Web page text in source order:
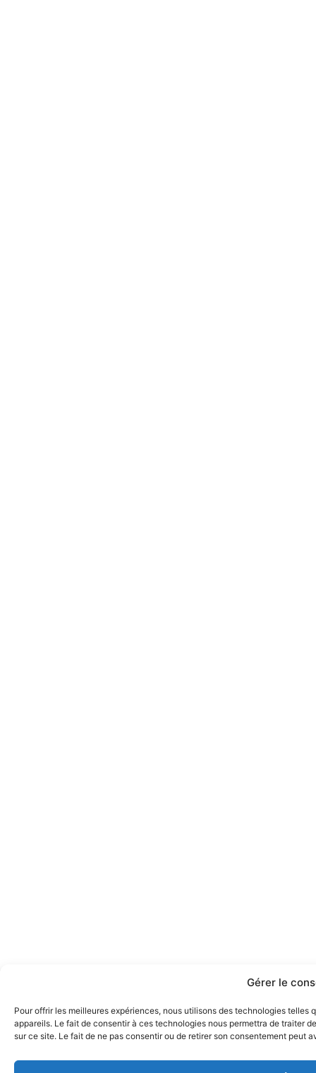
Gérer le
Pour offrir les meilleures expériences, nous utilisons des technologies
appareils. Le fait de consentir à ces technologies nous permettra de traiter
sur ce site. Le fait de ne pas consentir ou de retirer son consentement